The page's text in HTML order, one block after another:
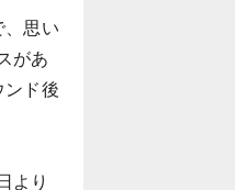
思い
があ
ド後
より